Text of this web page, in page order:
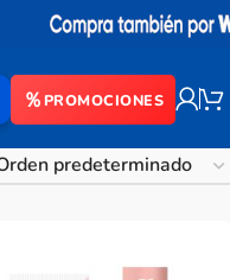
PROMOCIONES